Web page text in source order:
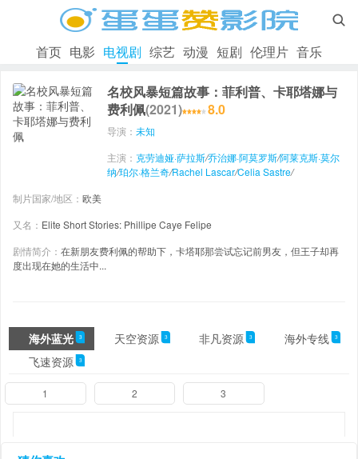

首页 电影 电视剧 综艺 动漫 短剧 伦理片 音乐
名校风暴短篇故事：菲利普、卡耶塔娜与
费利佩(2021) 8.0
导演： 未知
主演： 克劳迪娅·萨拉斯/乔治娜·阿莫罗斯/阿莱克斯·莫尔
纳/珀尔·格兰奇/Rachel Lascar/Celia Sastre/
制片国家/地区： 欧美
又名： Elite Short Stories: Phillipe Caye Felipe
剧情简介： 在新朋友费利佩的帮助下，卡塔耶那尝试忘记前男友，但王子却再
度出现在她的生活中...
海外蓝光 3 天空资源 3 非凡资源 3 海外专线 3
飞速资源 3
1 2 3